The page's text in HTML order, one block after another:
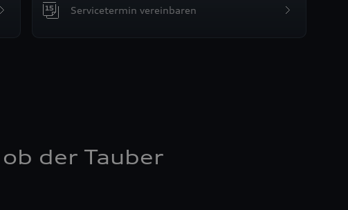
Servicetermin vereinbaren
der Tauber